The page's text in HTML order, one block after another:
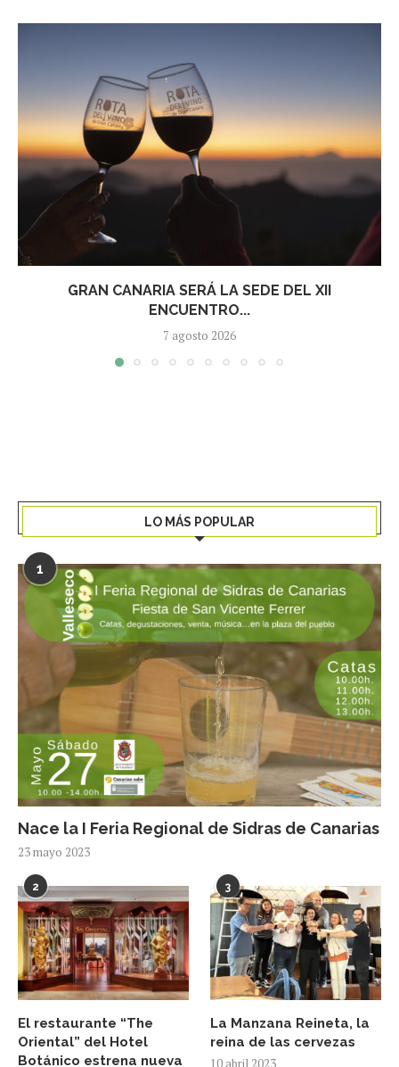
GRAN CANARIA SERÁ LA SEDE DEL XII
ENCUENTRO...
7 agosto 2026
LO MÁS POPULAR
1
Nace la I Feria Regional de Sidras de Canarias
23 mayo 2023
2
El restaurante “The
Oriental” del Hotel
Botánico estrena nueva
3
La Manzana Reineta, la
reina de las cervezas
10 abril 2023